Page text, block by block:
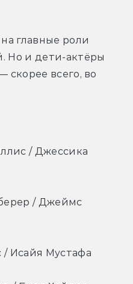
главные роли
Но и дети-актёры
скорее всего, во
/ Джессика
/ Джеймс
/ Исайя Мустафа